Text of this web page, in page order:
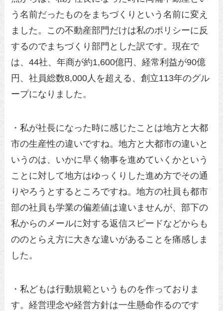
う名前だったものをまちづくりという名前に変え
ました。この不動産部門だけは私のポリシーに反
するのでまちづくり部門とした訳です。現在で
は、44社、年商が約1,600億円、経常利益が90億
円、社員総数8,000人を超える、創立113年のグル
ープになりました。
・私が社長になった時に感じたことは地方と大都
市の生産性の違いですね。地方と大都市の違いと
いうのは、いかに早く物事を進めていくかという
ことに対して地方はゆっくりした進め方でその通
りやろうとするところですね。地方の社員も都市
部の社員も学業の偏差値は違いませんが、部下の
私からのメールに対する返信スピードなどからも
ののとらえ方に大きな違いがあることを痛感しま
した。
・私どもは行動規範というものを作っておりま
す。経営理念や経営方針は一生懸命作るのです